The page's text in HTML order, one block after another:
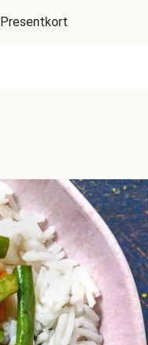
Presentkort